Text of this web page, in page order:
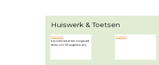
Huiswerk & Toetsen
Huiswerk:
Is je werk niet af dan zorg je dat
de les voor 28 augustus af is.
Toetsen: